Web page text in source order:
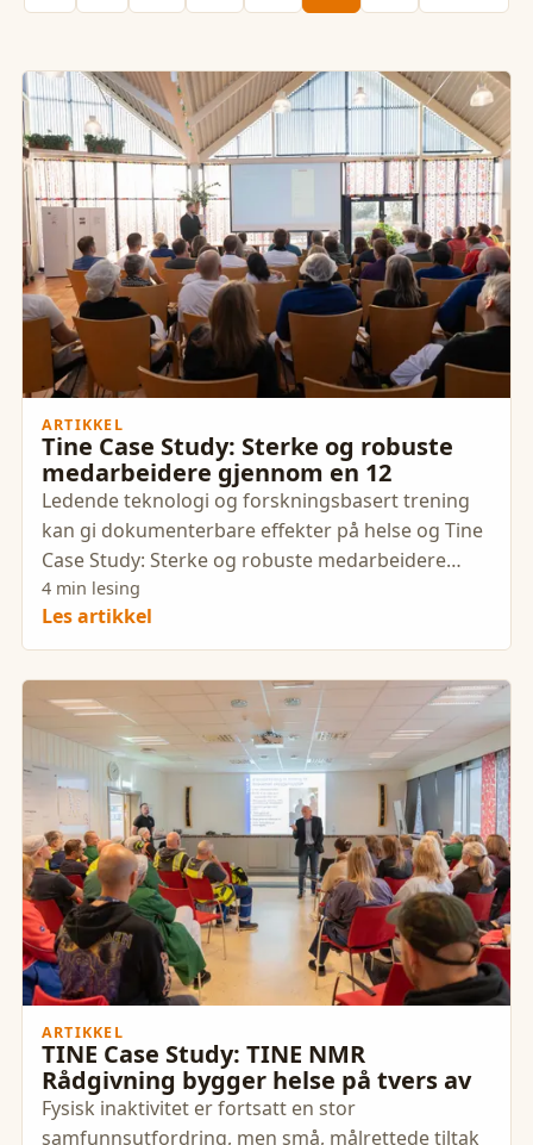
ARTIKKEL
Tine Case Study: Sterke og robuste
medarbeidere gjennom en 12
Ledende teknologi og forskningsbasert trening
kan gi dokumenterbare effekter på helse og Tine
Case Study: Sterke og robuste medarbeidere
gjennom en 12 ukers pilot.
4 min lesing
Les artikkel
ARTIKKEL
TINE Case Study: TINE NMR
Rådgivning bygger helse på tvers av
Fysisk inaktivitet er fortsatt en stor
samfunnsutfordring, men små, målrettede tiltak